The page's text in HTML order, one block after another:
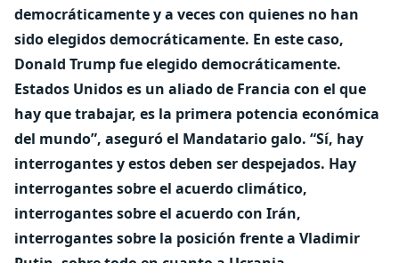
democráticamente y a veces con quienes no han
sido elegidos democráticamente. En este caso,
Donald Trump fue elegido democráticamente.
Estados Unidos es un aliado de Francia con el que
hay que trabajar, es la primera potencia económica
del mundo”, aseguró el Mandatario galo. “Sí, hay
interrogantes y estos deben ser despejados. Hay
interrogantes sobre el acuerdo climático,
interrogantes sobre el acuerdo con Irán,
interrogantes sobre la posición frente a Vladimir